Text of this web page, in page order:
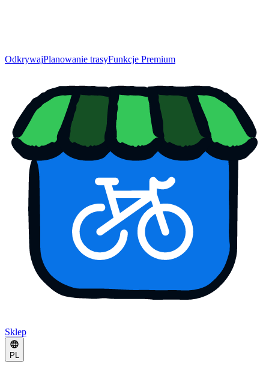
OdkrywajPlanowanie trasyFunkcje Premium
Sklep
PL